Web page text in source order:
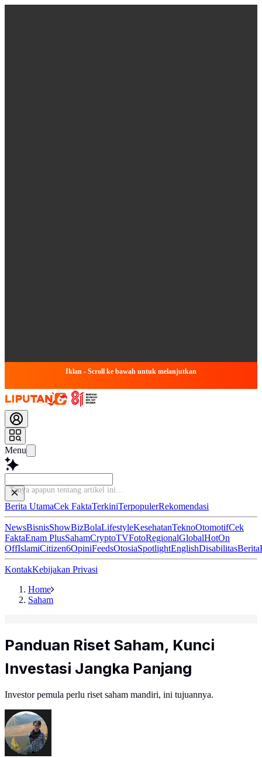
Iklan - Scroll ke bawah untuk melanjutkan
Menu
Baca
Berita UtamaCek FaktaTerkiniTerpopulerRekomendasi
NewsBisnisShowBizBolaLifestyleKesehatanTeknoOtomotifCek
FaktaEnam PlusSahamCryptoTVFotoRegionalGlobalHotOn
OffIslamiCitizen6OpiniFeedsOtosiaSpotlightEnglishDisabilitasBerita
KontakKebijakan Privasi
Home
Saham
Panduan Riset Saham, Kunci
Investasi Jangka Panjang
Investor pemula perlu riset saham mandiri, ini tujuannya.